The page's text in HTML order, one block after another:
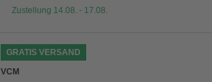
Zustellung 14.08. - 17.08.
GRATIS VERSAND
VCM